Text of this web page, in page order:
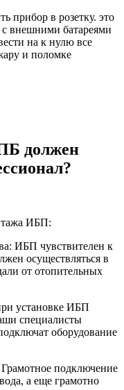
в розетку. это
внешними батареями
на к нулю все
и поломке
должен
ИБП:
ИБП чувствителен к
осуществляться в
от отопительных
установке ИБП
специалисты
оборудование
подключение
а еще грамотно